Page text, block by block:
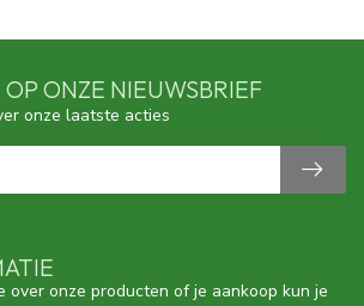
over onze producten of je aankoop kun je
ONZE NIEUWSBRIEF
onze laatste acties